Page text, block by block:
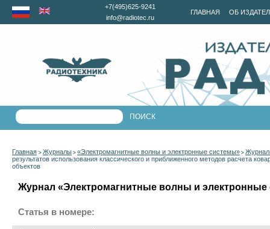
ГЛАВНАЯ ОБ
+7(495)625-9241
info@radiotec.ru
Главная > Журналы > «Электромагнитные волны и электронные системы» > Журнал
результатов использования классического и приближенного методов расчета
объектов
Журнал «Электромагнитные волны и электронные
Статья в номере: